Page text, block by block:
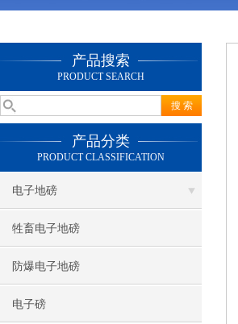
产品搜索
PRODUCT SEARCH
产品分类
PRODUCT CLASSIFICATION
电子地磅
牲畜电子地磅
防爆电子地磅
电子磅